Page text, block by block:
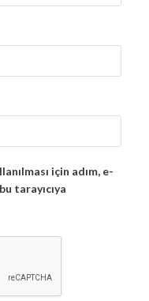
için adım, e-
tarayıcıya